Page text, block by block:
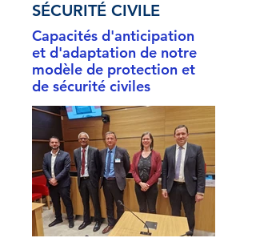
SÉCURITÉ CIVILE
Capacités d'anticipation
et d'adaptation de notre
modèle de protection et
de sécurité civiles